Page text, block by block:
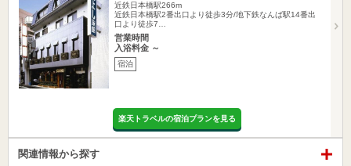
近鉄日本橋駅266m
近鉄日本橋駅2番出口より徒歩3分/地下鉄なんば駅14番出
口より徒歩7…
営業時間
入浴料金 ～
宿泊
楽天トラベルの宿泊プランを見る
関連情報から探す